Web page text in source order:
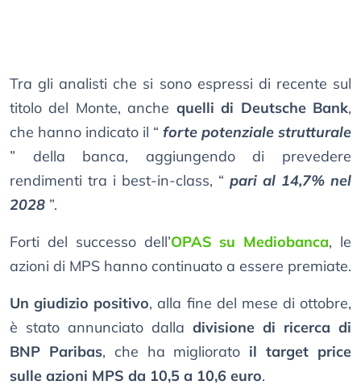
Tra gli analisti che si sono espressi di recente sul
titolo del Monte, anche quelli di Deutsche Bank,
che hanno indicato il “ forte potenziale strutturale
” della banca, aggiungendo di prevedere
rendimenti tra i best-in-class, “ pari al 14,7% nel
2028 ”.
Forti del successo dell’OPAS su Mediobanca, le
azioni di MPS hanno continuato a essere premiate.
Un giudizio positivo, alla fine del mese di ottobre,
è stato annunciato dalla divisione di ricerca di
BNP Paribas, che ha migliorato il target price
sulle azioni MPS da 10,5 a 10,6 euro.